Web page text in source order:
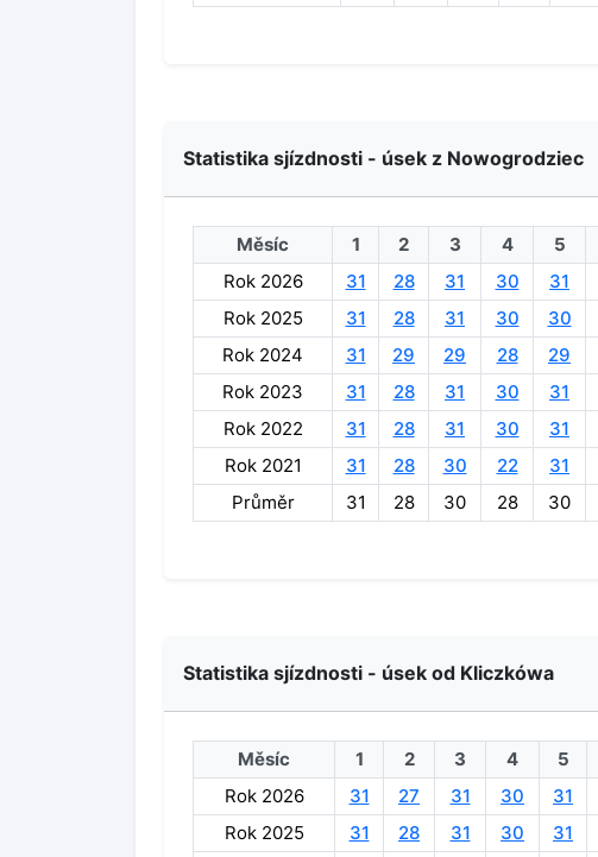
Statistika sjízdnosti - úsek z Nowogrodziec
Měsíc 1 2 3 4 5
Rok 2026
31 28 31 30 31
Rok 2025
31 28 31 30 30
Rok 2024
31 29 29 28 29
Rok 2023
31 28 31 30 31
Rok 2022
31 28 31 30 31
Rok 2021
31 28 30 22 31
Průměr
31 28 30 28 30
Statistika sjízdnosti - úsek od Kliczkówa
Měsíc 1 2 3 4 5
Rok 2026
31 27 31 30 31
Rok 2025
31 28 31 30 31